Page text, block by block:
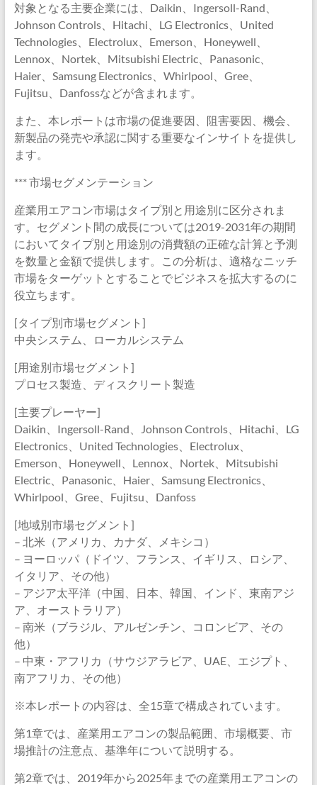
対象となる主要企業には、Daikin、Ingersoll-Rand、
Johnson Controls、Hitachi、LG Electronics、United
Technologies、Electrolux、Emerson、Honeywell、
Lennox、Nortek、Mitsubishi Electric、Panasonic、
Haier、Samsung Electronics、Whirlpool、Gree、
Fujitsu、Danfossなどが含まれます。
また、本レポートは市場の促進要因、阻害要因、機会、
新製品の発売や承認に関する重要なインサイトを提供し
ます。
*** 市場セグメンテーション
産業用エアコン市場はタイプ別と用途別に区分されま
す。セグメント間の成長については2019-2031年の期間
においてタイプ別と用途別の消費額の正確な計算と予測
を数量と金額で提供します。この分析は、適格なニッチ
市場をターゲットとすることでビジネスを拡大するのに
役立ちます。
[タイプ別市場セグメント]
中央システム、ローカルシステム
[用途別市場セグメント]
プロセス製造、ディスクリート製造
[主要プレーヤー]
Daikin、Ingersoll-Rand、Johnson Controls、Hitachi、LG
Electronics、United Technologies、Electrolux、
Emerson、Honeywell、Lennox、Nortek、Mitsubishi
Electric、Panasonic、Haier、Samsung Electronics、
Whirlpool、Gree、Fujitsu、Danfoss
[地域別市場セグメント]
– 北米（アメリカ、カナダ、メキシコ）
– ヨーロッパ（ドイツ、フランス、イギリス、ロシア、
イタリア、その他）
– アジア太平洋（中国、日本、韓国、インド、東南アジ
ア、オーストラリア）
– 南米（ブラジル、アルゼンチン、コロンビア、その
他）
– 中東・アフリカ（サウジアラビア、UAE、エジプト、
南アフリカ、その他）
※本レポートの内容は、全15章で構成されています。
第1章では、産業用エアコンの製品範囲、市場概要、市
場推計の注意点、基準年について説明する。
第2章では、2019年から2025年までの産業用エアコンの